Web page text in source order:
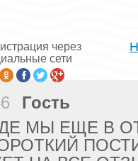
через
сети
Гость
МЫ ЕЩЕ В